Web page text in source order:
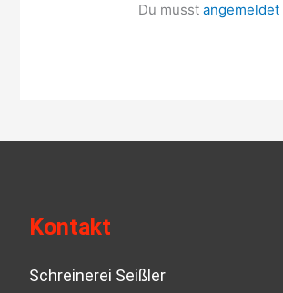
Du musst angemeldet
Kontakt
Schreinerei Seißler